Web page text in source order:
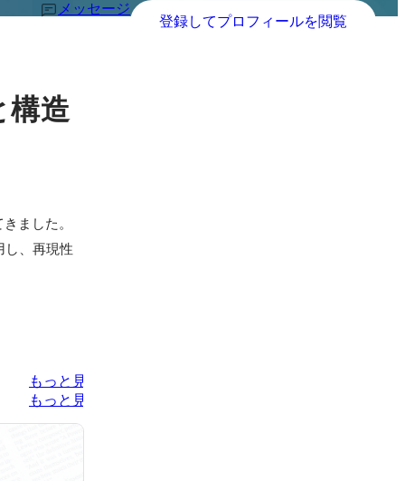
メッセージ
登録してプロフィールを閲覧
構造
ました。
し、再現性
もっと見る
もっと見る